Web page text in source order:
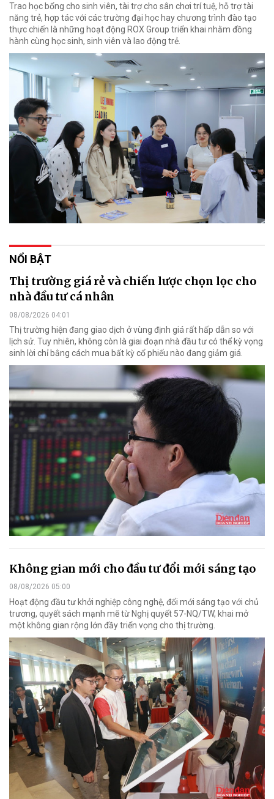
Trao học bổng cho sinh viên, tài trợ cho sân chơi trí tuệ, hỗ trợ tài
năng trẻ, hợp tác với các trường đại học hay chương trình đào tạo
thực chiến là những hoạt động ROX Group triển khai nhằm đồng
hành cùng học sinh, sinh viên và lao động trẻ.
NỔI BẬT
Thị trường giá rẻ và chiến lược chọn lọc cho
nhà đầu tư cá nhân
08/08/2026 04:01
Thị trường hiện đang giao dịch ở vùng định giá rất hấp dẫn so với
lịch sử. Tuy nhiên, không còn là giai đoạn nhà đầu tư có thể kỳ vọng
sinh lời chỉ bằng cách mua bất kỳ cổ phiếu nào đang giảm giá.
Không gian mới cho đầu tư đổi mới sáng tạo
08/08/2026 05:00
Hoạt động đầu tư khởi nghiệp công nghệ, đổi mới sáng tạo với chủ
trương, quyết sách mạnh mẽ từ Nghị quyết 57-NQ/TW, khai mở
một không gian rộng lớn đầy triển vọng cho thị trường.